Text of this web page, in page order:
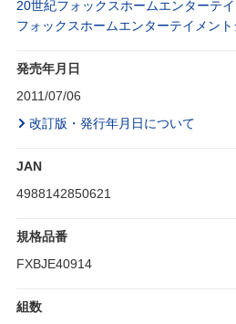
20世紀フォックスホームエンターテ
フォックスホームエンターテイメン
発売年月日
2011/07/06
改訂版・発行年月日について
JAN
4988142850621
規格品番
FXBJE40914
組数